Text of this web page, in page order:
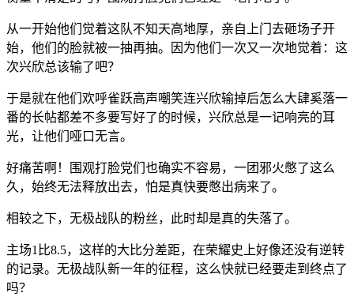
从一开始他们觉着这队不知天高地厚，亲自上门去砸场子开
始，他们的脸就被一抽再抽。因为他们一次又一次地觉着：这
次兴欣总该输了吧？
于是就在他们欢呼雀跃高声嘲笑连兴欣输掉后怎么大肆奚落一
番的长帖都差不多要写好了的时候，兴欣总是一记响亮的耳
光，让他们哑口无言。
好痛苦啊！围观打脸党们也确实不容易，一团邪火憋了这么
久，始终无法释放出去，怕是真快要憋出病来了。
相较之下，无极战队的粉丝，此时却是真的失落了。
主场1比8.5，这样的大比分差距，在荣耀史上好像还没有逆转
的记录。无极战队新一年的征程，这么快就已经要走到终点了
吗？